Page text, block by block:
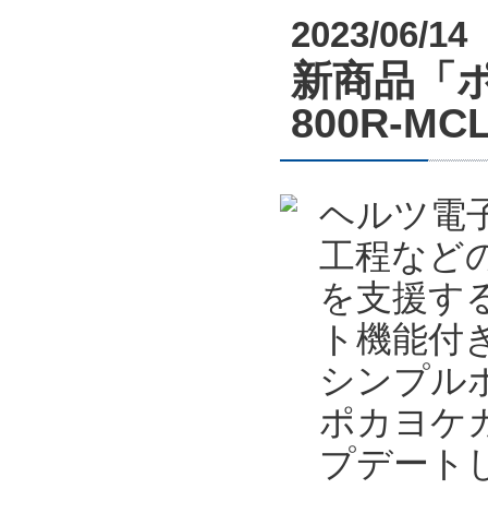
2023/06/14
新商品「
800R-
ヘルツ電
工程など
を支援す
ト機能付
シンプル
ポカヨケ
プデート